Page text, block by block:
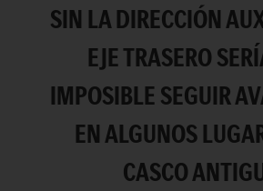
SIN LA DIRECCIÓN
EJE TRASERO
IMPOSIBLE SEGUIR
EN ALGUNOS
CASCO